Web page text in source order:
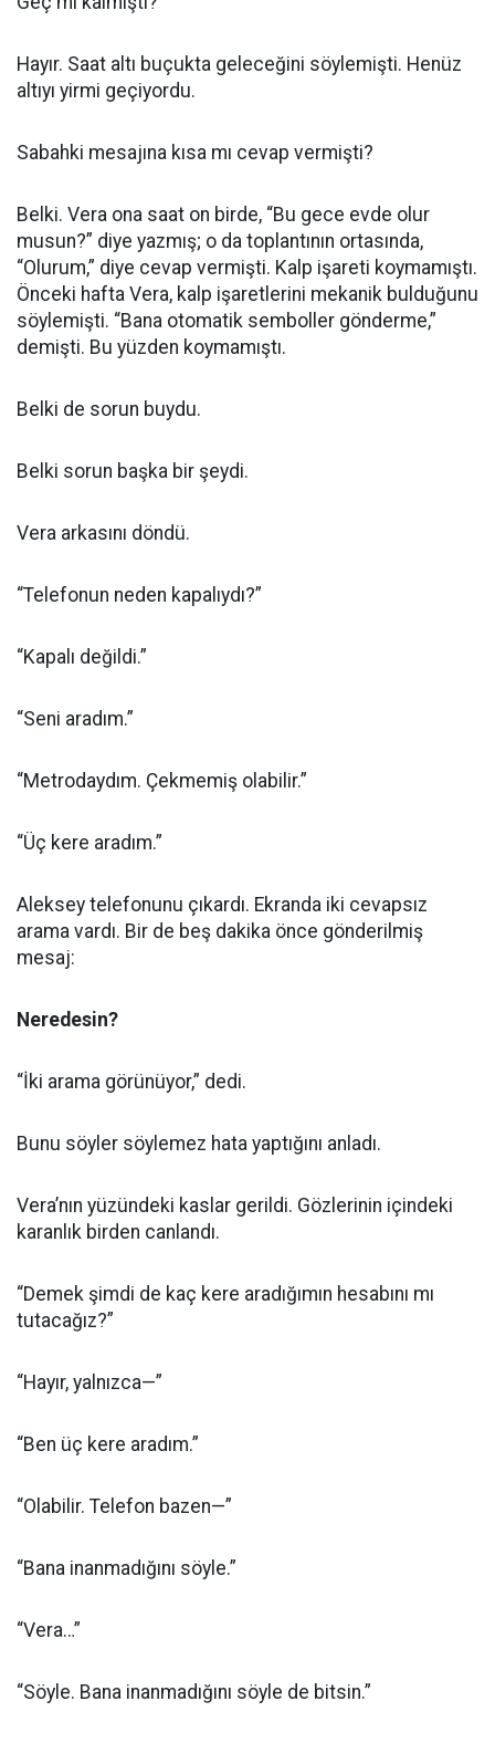
Hayır. Saat altı buçukta geleceğini söylemişti. Henüz
altıyı yirmi geçiyordu.
Sabahki mesajına kısa mı cevap vermişti?
Belki. Vera ona saat on birde, “Bu gece evde olur
musun?” diye yazmış; o da toplantının ortasında,
“Olurum,” diye cevap vermişti. Kalp işareti koymamıştı.
Önceki hafta Vera, kalp işaretlerini mekanik bulduğunu
söylemişti. “Bana otomatik semboller gönderme,”
demişti. Bu yüzden koymamıştı.
Belki de sorun buydu.
Belki sorun başka bir şeydi.
Vera arkasını döndü.
“Telefonun neden kapalıydı?”
“Kapalı değildi.”
“Seni aradım.”
“Metrodaydım. Çekmemiş olabilir.”
“Üç kere aradım.”
Aleksey telefonunu çıkardı. Ekranda iki cevapsız
arama vardı. Bir de beş dakika önce gönderilmiş
mesaj:
Neredesin?
“İki arama görünüyor,” dedi.
Bunu söyler söylemez hata yaptığını anladı.
Vera’nın yüzündeki kaslar gerildi. Gözlerinin içindeki
karanlık birden canlandı.
“Demek şimdi de kaç kere aradığımın hesabını mı
tutacağız?”
“Hayır, yalnızca—”
“Ben üç kere aradım.”
“Olabilir. Telefon bazen—”
“Bana inanmadığını söyle.”
“Vera…”
“Söyle. Bana inanmadığını söyle de bitsin.”